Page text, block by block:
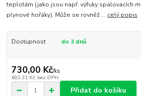
teplotám (jako jsou např. výfuky spalovacích
plynové hořáky). Může se rovněž ... celý popis
Dostupnost do 3 dnů
730,00 Kč/ks
603,31 Kč bez DPH
Přidat do košíku